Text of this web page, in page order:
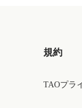
規約
TAOプラ